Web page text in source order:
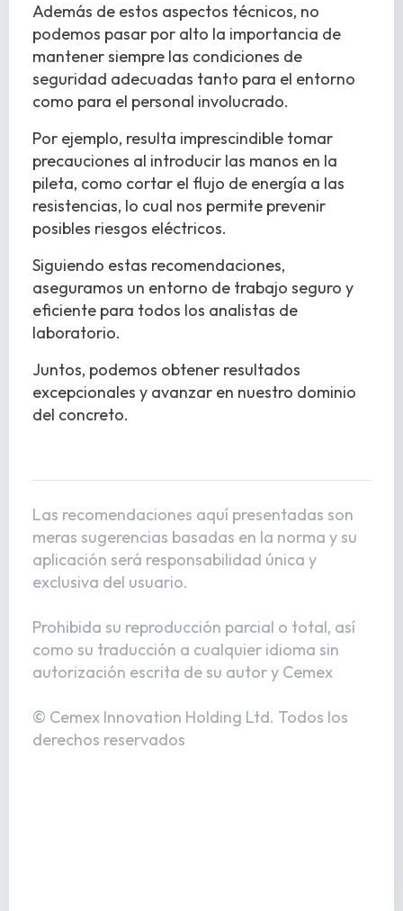
Además de estos aspectos técnicos, no
podemos pasar por alto la importancia de
mantener siempre las condiciones de
seguridad adecuadas tanto para el entorno
como para el personal involucrado.
Por ejemplo, resulta imprescindible tomar
precauciones al introducir las manos en la
pileta, como cortar el flujo de energía a las
resistencias, lo cual nos permite prevenir
posibles riesgos eléctricos.
Siguiendo estas recomendaciones,
aseguramos un entorno de trabajo seguro y
eficiente para todos los analistas de
laboratorio.
Juntos, podemos obtener resultados
excepcionales y avanzar en nuestro dominio
del concreto.
Las recomendaciones aquí presentadas son
meras sugerencias basadas en la norma y su
aplicación será responsabilidad única y
exclusiva del usuario.
Prohibida su reproducción parcial o total, así
como su traducción a cualquier idioma sin
autorización escrita de su autor y Cemex
© Cemex Innovation Holding Ltd. Todos los
derechos reservados